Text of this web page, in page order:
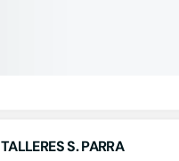
TALLERES S. PARRA